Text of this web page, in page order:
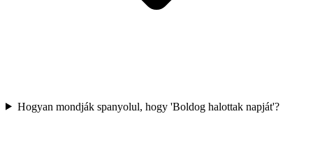
Hogyan mondják spanyolul, hogy 'Boldog halottak napját'?